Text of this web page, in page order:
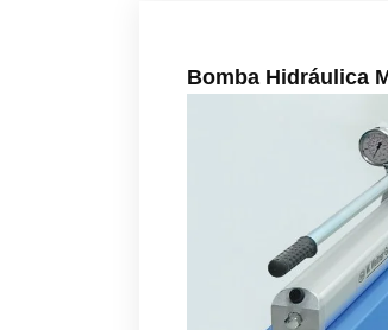
Bomba Hidráulica